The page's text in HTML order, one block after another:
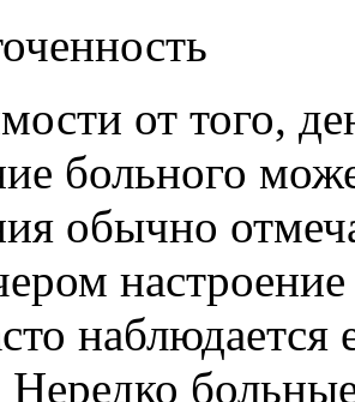
от того,
больного
обычно
Нередко